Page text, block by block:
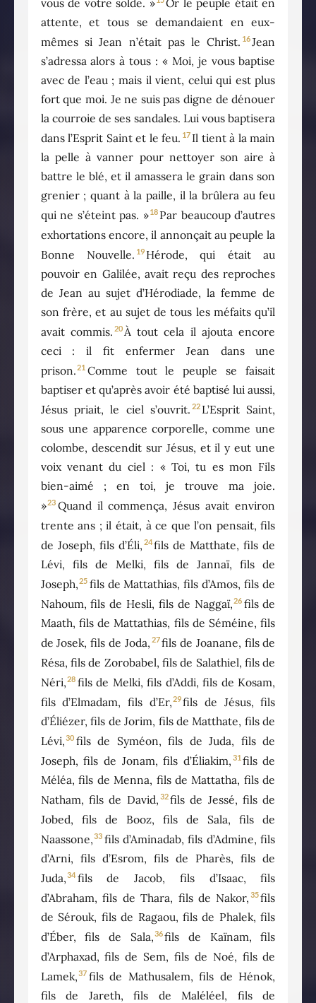
attente, et tous se demandaient en eux-
mêmes si Jean n’était pas le Christ. 16Jean
s’adressa alors à tous : « Moi, je vous baptise
avec de l’eau ; mais il vient, celui qui est plus
fort que moi. Je ne suis pas digne de dénouer
la courroie de ses sandales. Lui vous baptisera
dans l’Esprit Saint et le feu. 17 Il tient à la main
la pelle à vanner pour nettoyer son aire à
battre le blé, et il amassera le grain dans son
grenier ; quant à la paille, il la brûlera au feu
qui ne s’éteint pas. »18 Par beaucoup d’autres
exhortations encore, il annonçait au peuple la
Bonne Nouvelle. 19 Hérode, qui était au
pouvoir en Galilée, avait reçu des reproches
de Jean au sujet d’Hérodiade, la femme de
son frère, et au sujet de tous les méfaits qu’il
avait commis. 20À tout cela il ajouta encore
ceci : il fit enfermer Jean dans une
prison.21 Comme tout le peuple se faisait
baptiser et qu’après avoir été baptisé lui aussi,
Jésus priait, le ciel s’ouvrit. 22 L’Esprit Saint,
sous une apparence corporelle, comme une
colombe, descendit sur Jésus, et il y eut une
voix venant du ciel : « Toi, tu es mon Fils
bien-aimé ; en toi, je trouve ma joie.
»23 Quand il commença, Jésus avait environ
trente ans ; il était, à ce que l’on pensait, fils
de Joseph, fils d’Éli, 24fils de Matthate, fils de
Lévi, fils de Melki, fils de Jannaï, fils de
Joseph,25 fils de Mattathias, fils d’Amos, fils de
Nahoum, fils de Hesli, fils de Naggaï,26 fils de
Maath, fils de Mattathias, fils de Séméine, fils
de Josek, fils de Joda, 27fils de Joanane, fils de
Résa, fils de Zorobabel, fils de Salathiel, fils de
Néri,28 fils de Melki, fils d’Addi, fils de Kosam,
fils d’Elmadam, fils d’Er,29fils de Jésus, fils
d’Éliézer, fils de Jorim, fils de Matthate, fils de
Lévi,30 fils de Syméon, fils de Juda, fils de
Joseph, fils de Jonam, fils d’Éliakim, 31 fils de
Méléa, fils de Menna, fils de Mattatha, fils de
Natham, fils de David, 32fils de Jessé, fils de
Jobed, fils de Booz, fils de Sala, fils de
Naassone,33 fils d’Aminadab, fils d’Admine, fils
d’Arni, fils d’Esrom, fils de Pharès, fils de
Juda,34 fils de Jacob, fils d’Isaac, fils
d’Abraham, fils de Thara, fils de Nakor, 35fils
de Sérouk, fils de Ragaou, fils de Phalek, fils
d’Éber, fils de Sala,36fils de Kaïnam, fils
d’Arphaxad, fils de Sem, fils de Noé, fils de
Lamek, 37 fils de Mathusalem, fils de Hénok,
fils de Jareth, fils de Maléléel, fils de